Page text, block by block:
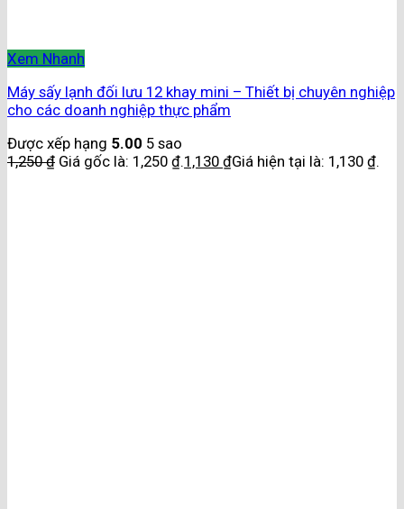
Xem Nhanh
Máy sấy lạnh đối lưu 12 khay mini – Thiết bị chuyên nghiệp
cho các doanh nghiệp thực phẩm
Được xếp hạng 5.00 5 sao
1,250₫ Giá gốc là: 1,250 ₫.1,130 ₫Giá hiện tại là: 1,130 ₫.